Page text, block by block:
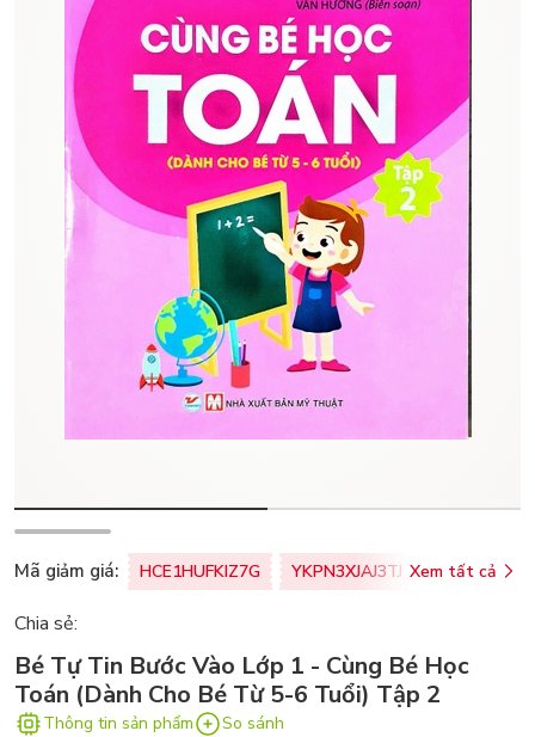
Mã giảm giá: HCE1HUFKIZ7G YKPN3XJAJ3TJ Xem tất cả
Chia sẻ:
Bé Tự Tin Bước Vào Lớp 1 - Cùng Bé Học
Toán (Dành Cho Bé Từ 5-6 Tuổi) Tập 2
Thông tin sản phẩm So sánh